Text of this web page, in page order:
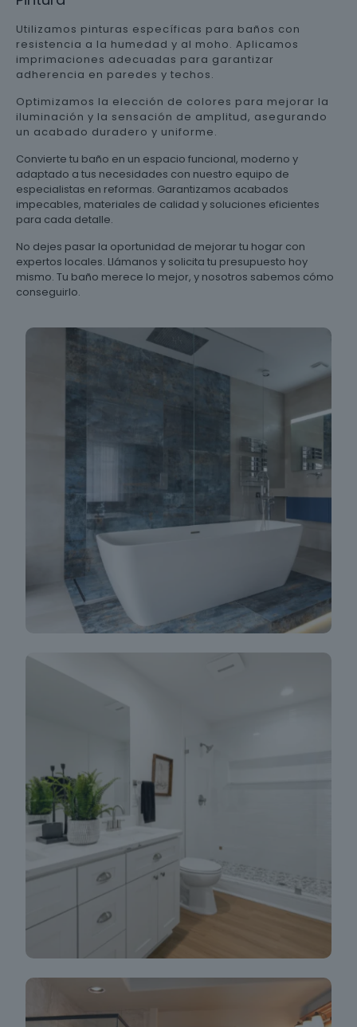
Utilizamos pinturas específicas para baños con
resistencia a la humedad y al moho. Aplicamos
imprimaciones adecuadas para garantizar
adherencia en paredes y techos.
Optimizamos la elección de colores para mejorar la
iluminación y la sensación de amplitud, asegurando
un acabado duradero y uniforme.
Convierte tu baño en un espacio funcional, moderno y
adaptado a tus necesidades con nuestro equipo de
especialistas en reformas. Garantizamos acabados
impecables, materiales de calidad y soluciones eficientes
para cada detalle.
No dejes pasar la oportunidad de mejorar tu hogar con
expertos locales. Llámanos y solicita tu presupuesto hoy
mismo. Tu baño merece lo mejor, y nosotros sabemos cómo
conseguirlo.